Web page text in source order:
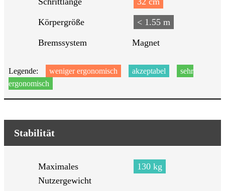
Körpergröße < 1.55 m
Bremssystem Magnet
Legende: weniger ergonomisch akzeptabel
sehr
ergonomisch
Stabilität
Maximales
Nutzergewicht
130 kg